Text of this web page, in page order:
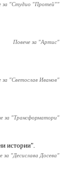
за "Студио "Протей""
Повече за "Артис"
за "Светослав Иванов"
за "Трансформатори"
истории".
за "Десислава Досева"